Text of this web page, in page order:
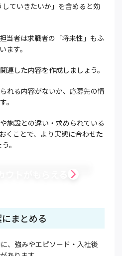
ていきたいか」を含めると効
当者は求職者の「将来性」もふ
ます。
連した内容を作成しましょう。
れる内容がないか、応募先の情
。
施設との違い・求められている
くことで、より実態に合わせた
。
まとめる
、強みやエピソード・入社後